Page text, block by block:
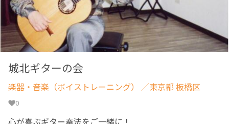
城北ギターの会
楽器・音楽（ボイストレーニング） ／東京都 板橋区
0
心が喜ぶギター奏法をご一緒に！